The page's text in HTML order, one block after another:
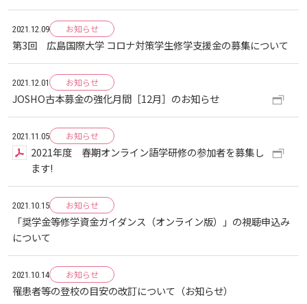
教育の特色
将来像
教育に関する基本方針
アドミッション・ポリシー
アドミッション・ポリシー（2027年度以降入学
生）
アドミッション・ポリシー（2024～2026年度入学
生）
カリキュラム・ポリシー
カリキュラム・ポリシー（2024年度以降入学生）
カリキュラム・ポリシー（2023年度入学生）
ディプロマ・ポリシー
ディプロマ・ポリシー（2024年度入学生）
沿革
教育研究上の目的・基本組織について
研究者要覧
大学基礎データ
学費・入学金等費用について
学生生活支援について
就職支援について
動物実験に関する情報について
規定
規定・教育課程・シラバス
広島国際大学施設等貸与内規
別表第1・第2 様式第1・第2
広島国際大学倫理委員会規定
施設案内
施設紹介
東広島・呉キャンパス施設 名称・愛称
施設を動画で紹介
キャンパスの歴史を振り返る
心理臨床センター
大学広報
プレスリリース
メディア掲載情報
SNS公式アカウント
ハラスメントについて
SDGsについて
入試概要
職の種BOOK
窓口での資料受取りについて
関連情報
交通アクセス
学園・姉妹校のご案内
お問い合わせ
保健医療学部
総合リハビリテーション学部
健康科学部
看護学部
薬学部
大学院・専攻科
医療科学研究科
保健医療学専攻
リハビリテーション学専攻
健康科学研究科
医療福祉学専攻
医療経営学専攻
心理学専攻
看護学研究科
看護学専攻
薬学研究科
助産学専攻科
就職・キャリア支援
就職支援
就業力育成プログラム
エクステンション講座
開講講座
受講申込方法
就職データ
キャリア支援係利用案内
産官学連携
研究連携相談
研究者要覧
研究者情報（学会賞・研究者インタビュー）
公的研究費の責任体系について
地域連携
公開講座
公開講座
公開講座 過去の開講コース
高大連携
子ども向け体験講座
国際交流
国際化ビジョン
海外研修情報
2021.12.09 お知らせ
第3回 広島国際大学 コロナ対策学生修学支援金の募集について
2021.12.01 お知らせ
JOSHO古本募金の強化月間［12月］のお知らせ
2021.11.05 お知らせ
2021年度 春期オンライン語学研修の参加者を募集し
ます!
2021.10.15 お知らせ
「奨学金等修学資金ガイダンス（オンライン版）」の視聴申込み
について
2021.10.14 お知らせ
罹患者等の登校の目安の改訂について（お知らせ）
2017
2021
2022
2023
2021
2020
2019
2018
2017
2024
2025
2025
2023
イベント
2025
2024
2023
2022
2021